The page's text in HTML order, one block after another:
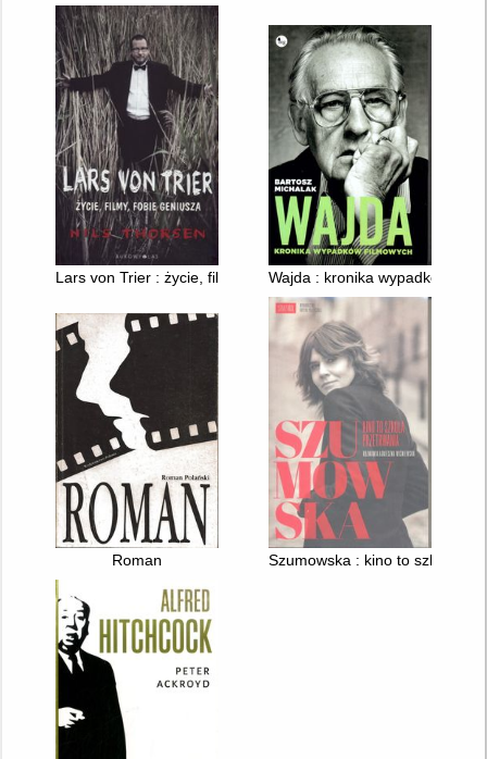
Lars von Trier : życie, filmy, fobie geniuszaWajda : kronika wypadków
Roman Szumowska : kino to szkoła